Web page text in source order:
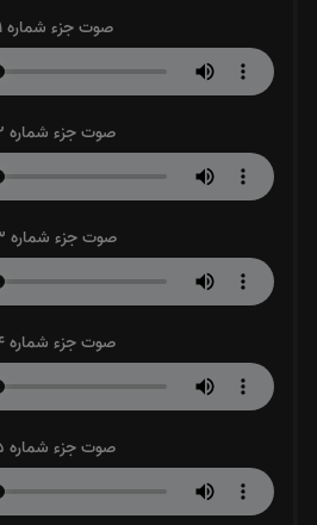
صوت جزء شماره 21
صوت جزء شماره 22
صوت جزء شماره 23
صوت جزء شماره 24
صوت جزء شماره 25